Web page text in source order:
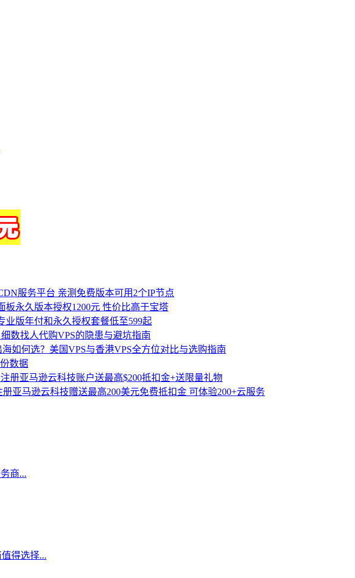
服务平台 亲测免费版本可用2个IP节点
板永久版本授权1200元 性价比高于宝塔
业版年付和永久授权套餐低至599起
数找人代购VPS的隐患与避坑指南
如何选？美国VPS与香港VPS全方位对比与选购指南
数据
册亚马逊云科技账户送最高$200抵扣金+送限量礼物
册亚马逊云科技赠送最高200美元免费抵扣金 可体验200+云服务
商...
得选择...